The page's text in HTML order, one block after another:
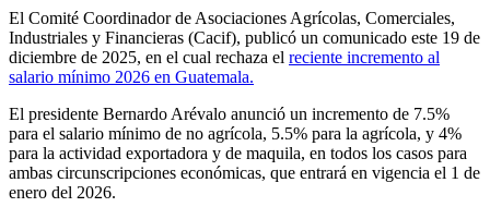
El Comité Coordinador de Asociaciones Agrícolas, Comerciales,
Industriales y Financieras (Cacif), publicó un comunicado este 19 de
diciembre de 2025, en el cual rechaza el reciente incremento al
salario mínimo 2026 en Guatemala.
El presidente Bernardo Arévalo anunció un incremento de 7.5%
para el salario mínimo de no agrícola, 5.5% para la agrícola, y 4%
para la actividad exportadora y de maquila, en todos los casos para
ambas circunscripciones económicas, que entrará en vigencia el 1 de
enero del 2026.